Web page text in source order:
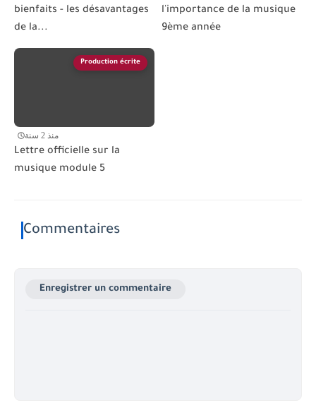
bienfaits - les désavantages
de la...
l'importance de la musique
9ème année
Production écrite
منذ 2 سنة
Lettre officielle sur la
musique module 5
Commentaires
Enregistrer un commentaire